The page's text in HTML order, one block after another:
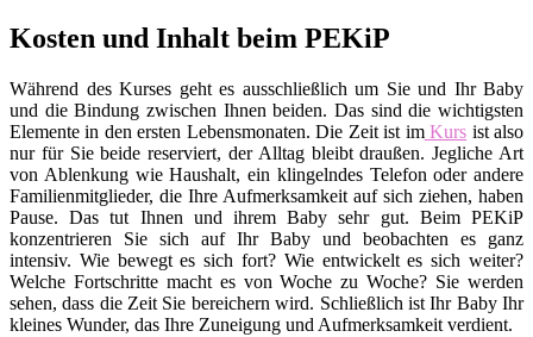
Kosten und Inhalt beim PEKiP
Während des Kurses geht es ausschließlich um Sie und Ihr Baby
und die Bindung zwischen Ihnen beiden. Das sind die wichtigsten
Elemente in den ersten Lebensmonaten. Die Zeit ist imKurs ist also
nur für Sie beide reserviert, der Alltag bleibt draußen. Jegliche Art
von Ablenkung wie Haushalt, ein klingelndes Telefon oder andere
Familienmitglieder, die Ihre Aufmerksamkeit auf sich ziehen, haben
Pause. Das tut Ihnen und ihrem Baby sehr gut. Beim PEKiP
konzentrieren Sie sich auf Ihr Baby und beobachten es ganz
intensiv. Wie bewegt es sich fort? Wie entwickelt es sich weiter?
Welche Fortschritte macht es von Woche zu Woche? Sie werden
sehen, dass die Zeit Sie bereichern wird. Schließlich ist Ihr Baby Ihr
kleines Wunder, das Ihre Zuneigung und Aufmerksamkeit verdient.